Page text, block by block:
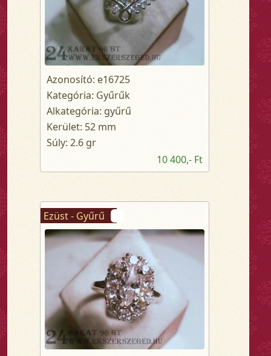
Azonosító: e16725
Kategória: Gyűrűk
Alkategória: gyűrű
Kerület: 52 mm
Súly: 2.6 gr
10 400,- Ft
Ezüst - Gyűrű